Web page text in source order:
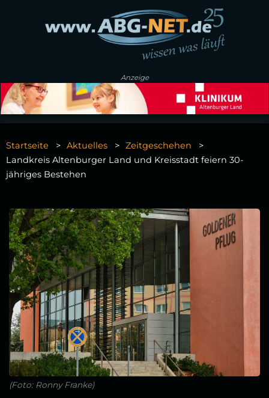
Anzeige
Startseite Aktuelles
Zeitgeschehen
Landkreis Altenburger Land und Kreisstadt feiern 30-
jähriges Bestehen
(Foto: Ronny Franke)